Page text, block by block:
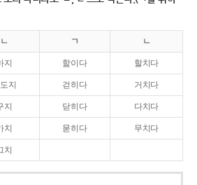
ㄴ ㄱ ㄴ
지 핥이다 할치다
지 걷히다 거치다
지 닫히다 다치다
치 묻히다 무치다
치